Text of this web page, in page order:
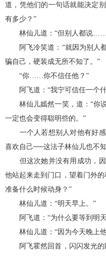
道，凭他们的一句话就能决定
有多少？”
林仙儿道：“但别人都说
阿飞冷笑道：“就因为别人都
骗自己，硬装成无所不知了。”
“你……你不信任他？”
阿飞道：“我宁可信任一个什
林仙儿嫣然一笑，道：“你说
一定也会变得聪明些的。”
一个人若想别人对他有好感
喜欢自己──这法子林仙儿也不知
但这次她并没有用成功，因
他站起来走到门口，望着门外
准备什么时候动身？”
林仙儿道：“明天早上。”
阿飞道：“为什么要等到明
林仙儿道：“因为今天晚上他
阿飞霍然回首，闪闪发光的